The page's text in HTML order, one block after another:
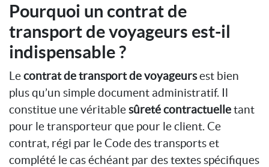
Pourquoi un contrat de
transport de voyageurs est-il
indispensable ?
Lecontrat de transport de voyageursest bien
plus qu’un simple document administratif. Il
constitue une véritablesûreté contractuelletant
pour le transporteur que pour le client. Ce
contrat, régi par le Code des transports et
complété le cas échéant par des textes spécifiques